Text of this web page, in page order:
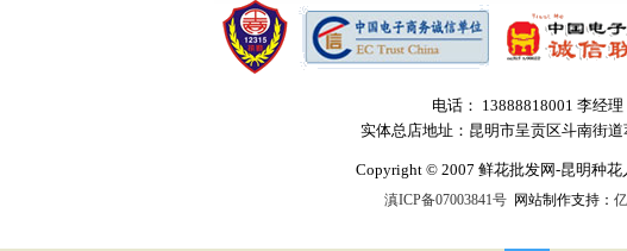
电话： 13888818001 李经理
实体总店地址：昆明市呈贡区斗南街
Copyright © 2007 鲜花批发网-昆明种花
滇ICP备07003841号 网站制作支持：